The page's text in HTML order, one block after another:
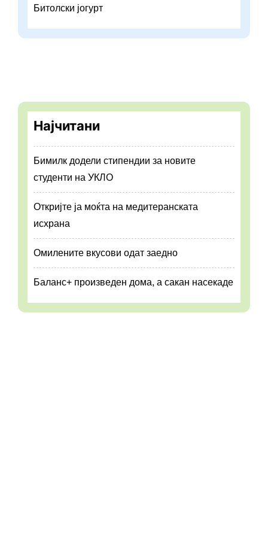
Битолски јогурт
Најчитани
Бимилк додели стипендии за новите
студенти на УКЛО
Откријте ја моќта на медитеранската
исхрана
Омилените вкусови одат заедно
Баланс+ произведен дома, а сакан насекаде